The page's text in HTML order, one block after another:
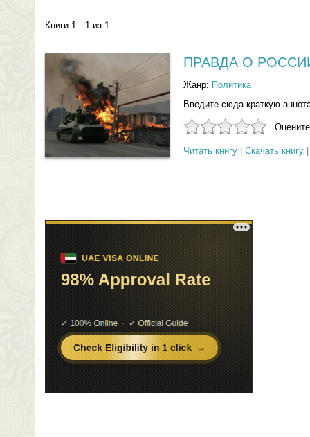
Книги 1—1 из 1.
ПРАВДА О
Жанр: Политика
Введите сюда краткую
Читать книгу Скачать книгу